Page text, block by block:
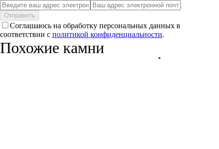
Отправить
Соглашаюсь на обработку персональных данных в
соответствии с политикой конфиденциальности.
Похожие камни